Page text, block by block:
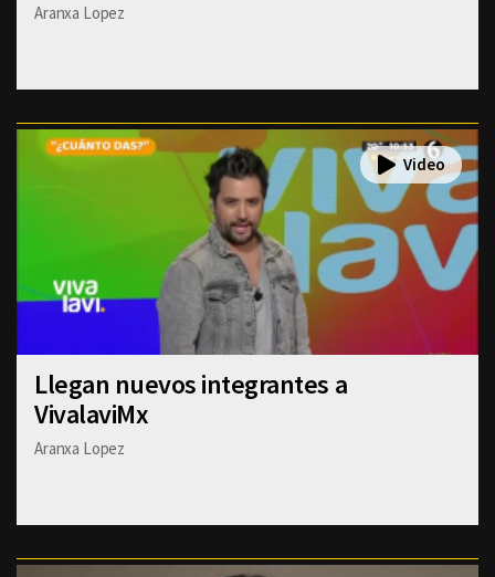
Aranxa Lopez
Llegan nuevos integrantes a
VivalaviMx
Aranxa Lopez